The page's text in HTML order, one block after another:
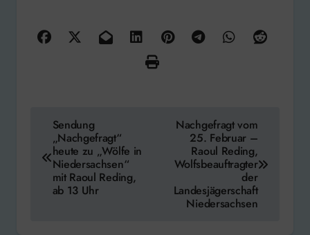
Beitragsnavigation
Sendung
„Nachgefragt“
heute zu „Wölfe in
Niedersachsen“
mit Raoul Reding,
ab 13 Uhr
Nachgefragt vom
25. Februar –
Raoul Reding,
Wolfsbeauftragter
der
Landesjägerschaft
Niedersachsen